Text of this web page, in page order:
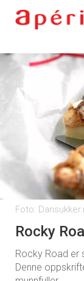
Foto:
Rocky
Rocky Road er
Denne